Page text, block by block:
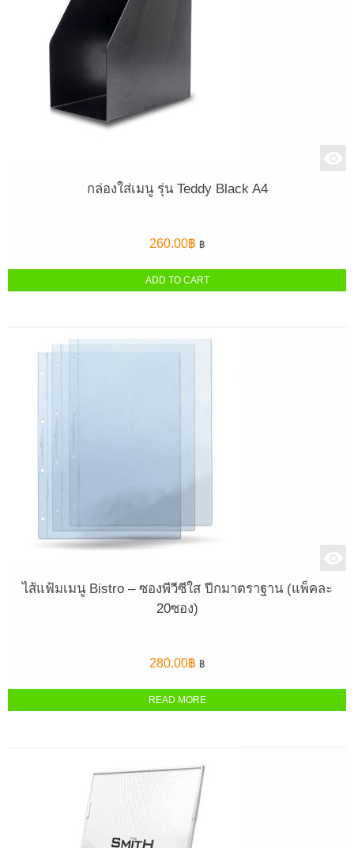
กล่องใส่เมนู รุ่น Teddy Black A4
260.00฿ ฿
ADD TO CART
ไส้แฟ้มเมนู Bistro – ซองพีวีซีใส ปีกมาตราฐาน (แพ็คละ
20ซอง)
280.00฿ ฿
READ MORE